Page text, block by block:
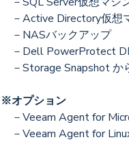
－Active Directory仮想
－NASバックアップ
－Dell PowerProtect
－Storage Snapshot か
※オプション
－Veeam Agent for
－Veeam Agent for